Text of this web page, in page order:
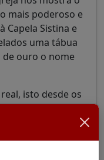
mais poderoso e
Capela Sistina e
uma tábua
ouro o nome
isto desde os
eleitor e não
Basta olhar a
pelo Espírito